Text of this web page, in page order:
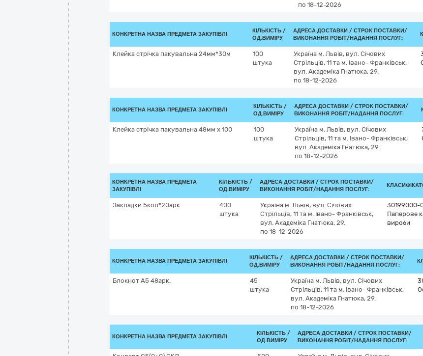
по 18-12-2026
КОНКРЕТНА НАЗВА ПРЕДМЕТА ЗАКУПІВЛІ
КІЛЬКІСТЬ /
ОД.ВИМІРУ
АДРЕСА ДОСТАВКИ / СТРОК ПОСТАВКИ/
ВИКОНАННЯ РОБІТ/НАДАННЯ ПОСЛУГ:
Клейка стрічка пакувальна 24мм*30м
100
штука
Україна м. Львів, вул. Січових
Стрільців, 11 та м. Івано- Франківськ,
вул. Академіка Гнатюка, 29.
по 18-12-2026
КОНКРЕТНА НАЗВА ПРЕДМЕТА ЗАКУПІВЛІ
КІЛЬКІСТЬ /
ОД.ВИМІРУ
АДРЕСА ДОСТАВКИ / СТРОК ПОСТАВКИ/
ВИКОНАННЯ РОБІТ/НАДАННЯ ПОСЛУГ:
Клейка стрічка пакувальна 48мм x 100
100
штука
Україна м. Львів, вул. Січових
Стрільців, 11 та м. Івано- Франківськ,
вул. Академіка Гнатюка, 29.
по 18-12-2026
КОНКРЕТНА НАЗВА ПРЕДМЕТА
ЗАКУПІВЛІ
КІЛЬКІСТЬ /
ОД.ВИМІРУ
АДРЕСА ДОСТАВКИ / СТРОК ПОСТАВКИ/
ВИКОНАННЯ РОБІТ/НАДАННЯ ПОСЛУГ:
Закладки 5кол*20арк
400
штука
Україна м. Львів, вул. Січових
Стрільців, 11 та м. Івано- Франківськ,
вул. Академіка Гнатюка, 29.
по 18-12-2026
30199000-
Паперове
вироби
КОНКРЕТНА НАЗВА ПРЕДМЕТА ЗАКУПІВЛІ
КІЛЬКІСТЬ /
ОД.ВИМІРУ
АДРЕСА ДОСТАВКИ / СТРОК ПОСТАВКИ/
ВИКОНАННЯ РОБІТ/НАДАННЯ ПОСЛУГ:
Блокнот А5 48арк.
45
штука
Україна м. Львів, вул. Січових
Стрільців, 11 та м. Івано- Франківськ,
вул. Академіка Гнатюка, 29.
по 18-12-2026
КОНКРЕТНА НАЗВА ПРЕДМЕТА ЗАКУПІВЛІ
КІЛЬКІСТЬ /
ОД.ВИМІРУ
АДРЕСА ДОСТАВКИ / СТРОК ПОСТАВКИ/
ВИКОНАННЯ РОБІТ/НАДАННЯ ПОСЛУГ: